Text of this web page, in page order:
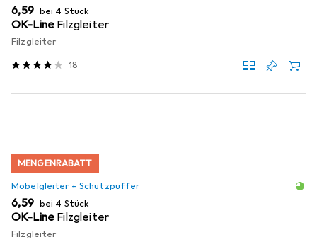
EUR
6,59 bei 4 Stück
OK-Line Filzgleiter
Filzgleiter
18
MENGENRABATT
Möbelgleiter + Schutzpuffer
EUR
6,59 bei 4 Stück
OK-Line Filzgleiter
Filzgleiter